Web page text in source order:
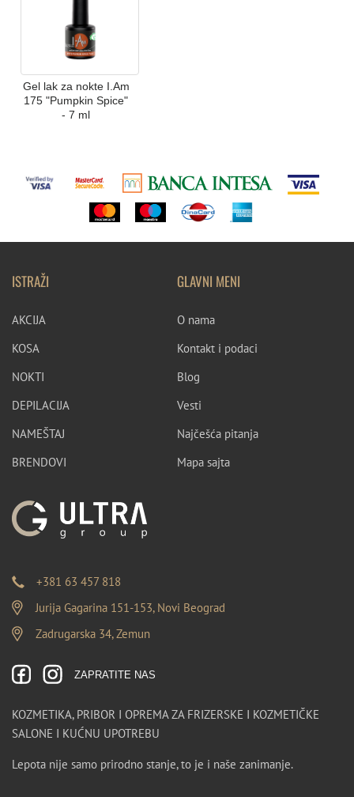
Gel lak za nokte I.Am
175 "Pumpkin Spice"
- 7 ml
ISTRAŽI
AKCIJA
KOSA
NOKTI
DEPILACIJA
NAMEŠTAJ
BRENDOVI
GLAVNI MENI
O nama
Kontakt i podaci
Blog
Vesti
Najčešća pitanja
Mapa sajta
+381 63 457 818
Jurija Gagarina 151-153, Novi Beograd
Zadrugarska 34, Zemun
ZAPRATITE NAS
KOZMETIKA, PRIBOR I OPREMA ZA FRIZERSKE I KOZMETIČKE
SALONE I KUĆNU UPOTREBU
Lepota nije samo prirodno stanje, to je i naše zanimanje.